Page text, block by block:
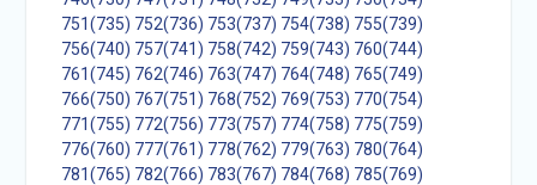
751(735) 752(736) 753(737) 754(738) 755(739)
756(740) 757(741) 758(742) 759(743) 760(744)
761(745) 762(746) 763(747) 764(748) 765(749)
766(750) 767(751) 768(752) 769(753) 770(754)
771(755) 772(756) 773(757) 774(758) 775(759)
776(760) 777(761) 778(762) 779(763) 780(764)
781(765) 782(766) 783(767) 784(768) 785(769)